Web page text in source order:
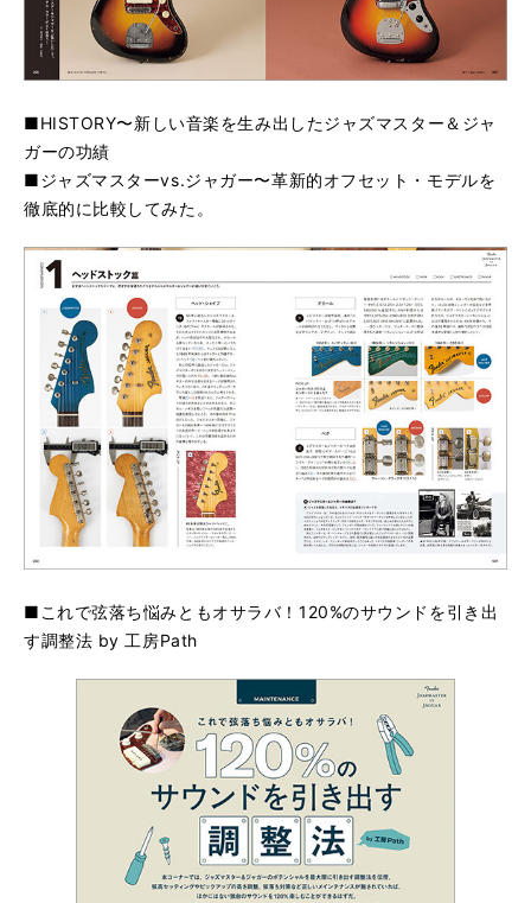
■HISTORY〜新しい音楽を生み出したジャズマスター＆ジャ
ガーの功績
■ジャズマスターvs.ジャガー〜革新的オフセット・モデルを
徹底的に比較してみた。
■これで弦落ち悩みともオサラバ！120%のサウンドを引き出
す調整法 by 工房Path